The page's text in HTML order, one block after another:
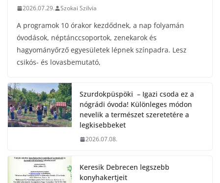
2026.07.29. Szokai Szilvia
A programok 10 órakor kezdődnek, a nap folyamán
óvodások, néptánccsoportok, zenekarok és
hagyományőrző egyesületek lépnek színpadra. Lesz
csikós- és lovasbemutató,
Szurdokpüspöki – Igazi csoda ez a
nógrádi óvoda! Különleges módon
nevelik a természet szeretetére a
legkisebbeket
2026.07.08.
Keresik Debrecen legszebb
konyhakertjeit